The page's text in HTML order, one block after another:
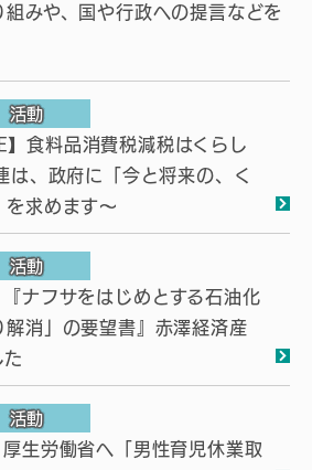
みや、国や行政への提言などを
活動
】食料品消費税減税はくらし
は、政府に「今と将来の、く
を求めます～
活動
『ナフサをはじめとする石油化
消」の要望書』赤澤経済産
活動
厚生労働省へ「男性育児休業取